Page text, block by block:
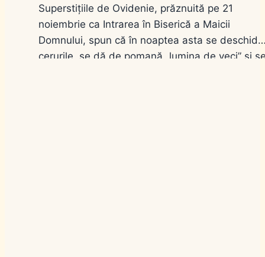
Superstițiile de Ovidenie, prăznuită pe 21
noiembrie ca Intrarea în Biserică a Maicii
Domnului, spun că în noaptea asta se deschid
cerurile, se dă de pomană „lumina de veci” și